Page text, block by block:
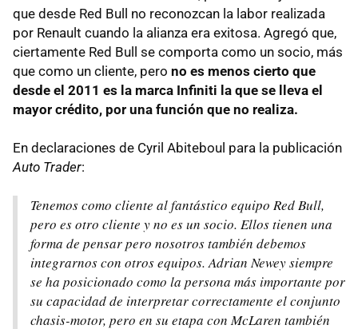
que desde Red Bull no reconozcan la labor realizada
por Renault cuando la alianza era exitosa. Agregó que,
ciertamente Red Bull se comporta como un socio, más
que como un cliente, pero no es menos cierto que
desde el 2011 es la marca Infiniti la que se lleva el
mayor crédito, por una función que no realiza.
En declaraciones de Cyril Abiteboul para la publicación
Auto Trader:
Tenemos como cliente al fantástico equipo Red Bull,
pero es otro cliente y no es un socio. Ellos tienen una
forma de pensar pero nosotros también debemos
integrarnos con otros equipos. Adrian Newey siempre
se ha posicionado como la persona más importante por
su capacidad de interpretar correctamente el conjunto
chasis-motor, pero en su etapa con McLaren también